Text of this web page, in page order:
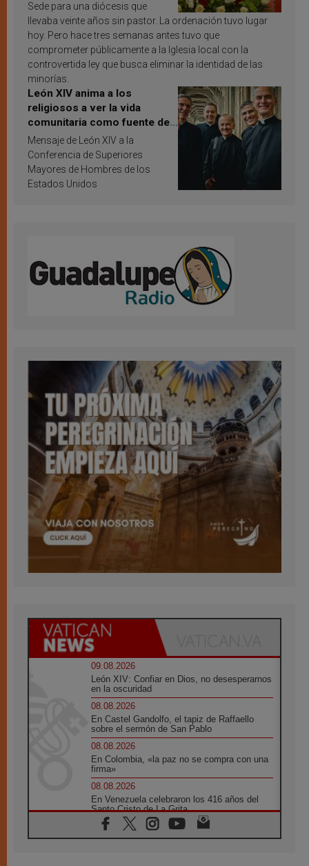
Sede para una diócesis que
llevaba veinte años sin pastor. La ordenación tuvo lugar
hoy. Pero hace tres semanas antes tuvo que
comprometer públicamente a la Iglesia local con la
controvertida ley que busca eliminar la identidad de las
minorías.
León XIV anima a los
religiosos a ver la vida
comunitaria como fuente de
inspiración y santificación
Mensaje de León XIV a la
Conferencia de Superiores
Mayores de Hombres de los
Estados Unidos
09.08.2026
León XIV: Confiar en Dios, no desesperarnos
en la oscuridad
08.08.2026
En Castel Gandolfo, el tapiz de Raffaello
sobre el sermón de San Pablo
08.08.2026
En Colombia, «la paz no se compra con una
firma»
08.08.2026
En Venezuela celebraron los 416 años del
Santo Cristo de La Grita
08.08.2026
El Papa: en Santa Ágata contemplamos la